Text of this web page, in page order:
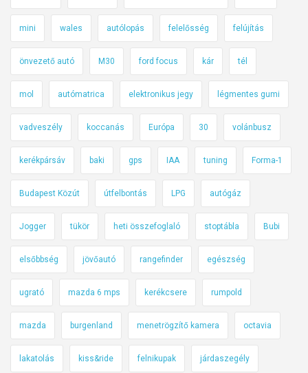
mini wales autólopás felelősség felújítás
önvezető autó M30 ford focus kár tél
mol autómatrica elektronikus jegy légmentes gumi
vadveszély koccanás Európa 30 volánbusz
kerékpársáv baki gps IAA tuning Forma-1
Budapest Közút útfelbontás LPG autógáz
Jogger tükör heti összefoglaló stoptábla Bubi
elsőbbség jövőautó rangefinder egészség
ugrató mazda 6 mps kerékcsere rumpold
mazda burgenland menetrögzítő kamera octavia
lakatolás kiss&ride felnikupak járdaszegély